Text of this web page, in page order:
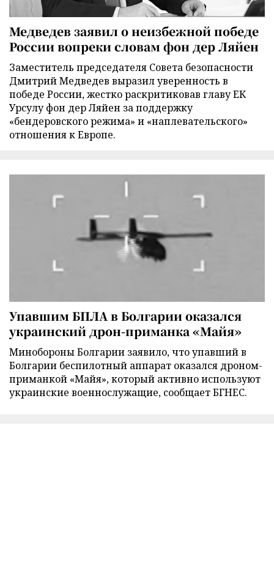
Медведев заявил о неизбежной победе
России вопреки словам фон дер Ляйен
Заместитель председателя Совета безопасности
Дмитрий Медведев выразил уверенность в
победе России, жестко раскритиковав главу ЕК
Урсулу фон дер Ляйен за поддержку
«бендеровского режима» и «наплевательского»
отношения к Европе.
Упавшим БПЛА в Болгарии оказался
украинский дрон-приманка «Майя»
Минобороны Болгарии заявило, что упавший в
Болгарии беспилотный аппарат оказался дроном-
приманкой «Майя», который активно используют
украинские военнослужащие, сообщает БГНЕС.